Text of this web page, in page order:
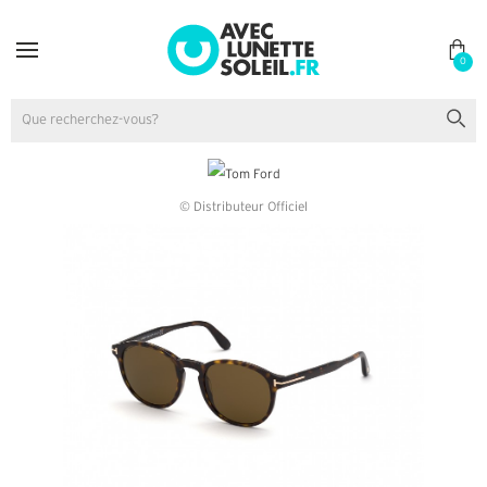
0
© Distributeur Officiel